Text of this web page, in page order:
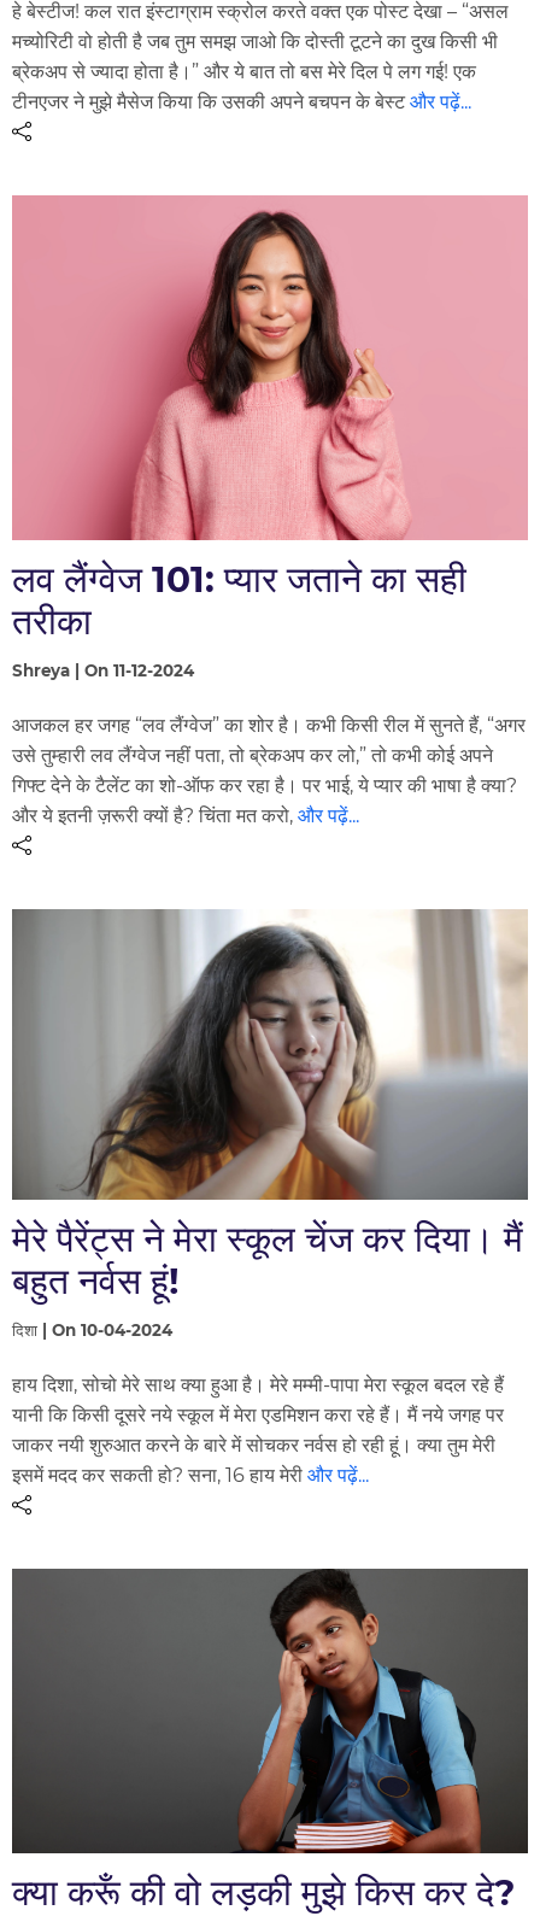
हे बेस्टीज! कल रात इंस्टाग्राम स्क्रोल करते वक्त एक पोस्ट देखा – “असल
मच्योरिटी वो होती है जब तुम समझ जाओ कि दोस्ती टूटने का दुख किसी भी
ब्रेकअप से ज्यादा होता है।” और ये बात तो बस मेरे दिल पे लग गई! एक
टीनएजर ने मुझे मैसेज किया कि उसकी अपने बचपन के बेस्टऔर पढ़ें...
लव लैंग्वेज 101: प्यार जताने का सही
तरीका
Shreya | On 11-12-2024
आजकल हर जगह “लव लैंग्वेज” का शोर है। कभी किसी रील में सुनते हैं, “अगर
उसे तुम्हारी लव लैंग्वेज नहीं पता, तो ब्रेकअप कर लो,” तो कभी कोई अपने
गिफ्ट देने के टैलेंट का शो-ऑफ कर रहा है। पर भाई, ये प्यार की भाषा है क्या?
और ये इतनी ज़रूरी क्यों है? चिंता मत करो,और पढ़ें...
मेरे पैरेंट्स ने मेरा स्कूल चेंज कर दिया। मैं
बहुत नर्वस हूं!
दिशा | On 10-04-2024
हाय दिशा, सोचो मेरे साथ क्या हुआ है। मेरे मम्मी-पापा मेरा स्कूल बदल रहे हैं
यानी कि किसी दूसरे नये स्कूल में मेरा एडमिशन करा रहे हैं। मैं नये जगह पर
जाकर नयी शुरुआत करने के बारे में सोचकर नर्वस हो रही हूं। क्या तुम मेरी
इसमें मदद कर सकती हो? सना, 16 हाय मेरीऔर पढ़ें...
क्या करूँ की वो लड़की मुझे किस कर दे?